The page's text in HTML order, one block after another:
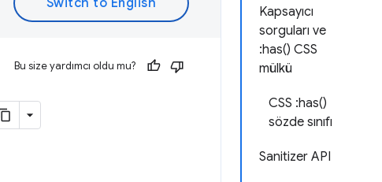
Kapsayıcı
sorguları ve
:has() CSS
mülkü
CSS :has()
sözde sınıfı
Sanitizer API
Bu size yardımcı oldu mu?